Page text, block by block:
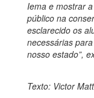
Iema e mostrar
público na
esclarecido os
necessárias
nosso estado”,
Texto: Victor